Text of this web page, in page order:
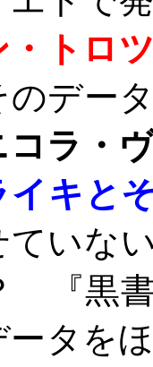
・トロ
のデー
コラ・
キと
ていな
『黒
ータを